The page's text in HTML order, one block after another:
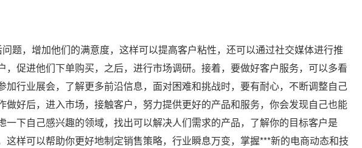
题，增加他们的满意度，这样可以提高客户粘性，还可以通过社交媒体进行推
，促进他们下单购买，之后，进行市场调研。接着，要做好客户服务，可以多看
加行业展会，了解更多前沿信息，面对困难和挑战时，要有耐心，不断调整自己
做好后，进入市场，接触客户，努力提供更好的产品和服务，你会发现自己也能
一下自己感兴趣的领域，找出可以解决人们需求的产品，了解你的目标客户是
这样可以帮助你更好地制定销售策略，行业瞬息万变，掌握***新的电商动态和技